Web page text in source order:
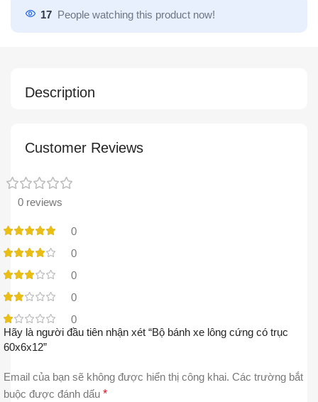
17 People watching this product now!
Description
Customer Reviews
0 reviews
0
0
0
0
0
Hãy là người đầu tiên nhận xét “Bộ bánh xe lông cứng có trục
60x6x12”
Email của bạn sẽ không được hiển thị công khai. Các trường bắt
buộc được đánh dấu *